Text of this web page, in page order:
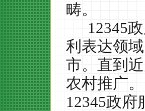
畴。
12345
利表达领
市。直到
农村推广
12345政府